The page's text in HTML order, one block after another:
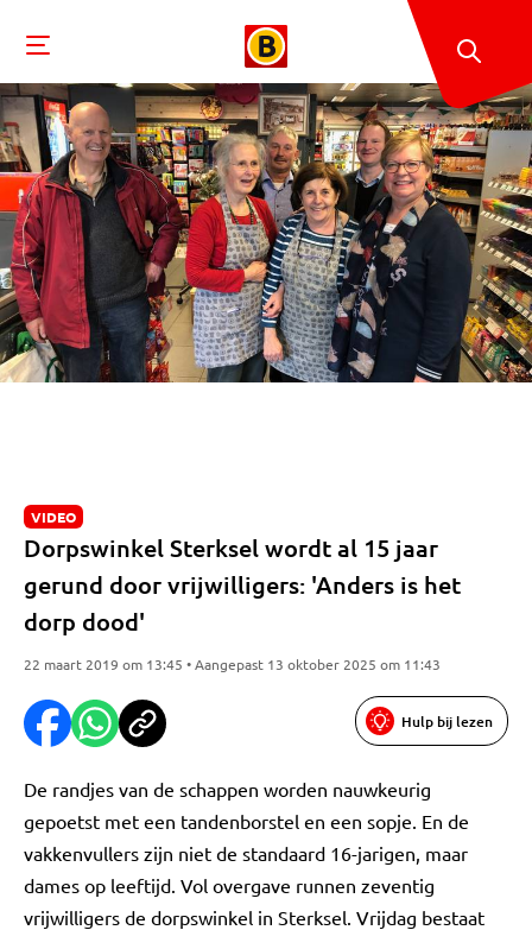
VIDEO
Dorpswinkel Sterksel wordt al 15 jaar
gerund door vrijwilligers: 'Anders is het
dorp dood'
22 maart 2019 om 13:45 • Aangepast 13 oktober 2025 om 11:43
Hulp bij lezen
De randjes van de schappen worden nauwkeurig
gepoetst met een tandenborstel en een sopje. En de
vakkenvullers zijn niet de standaard 16-jarigen, maar
dames op leeftijd. Vol overgave runnen zeventig
vrijwilligers de dorpswinkel in Sterksel. Vrijdag bestaat